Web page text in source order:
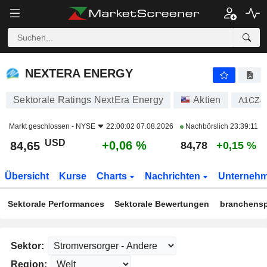
NEXTERA ENERGY
NEXTERA ENERGY
Sektorale Ratings NextEra Energy Aktien
Markt geschlossen - NYSE 22:00:02 07.08.2026 Nachbörslich 23:39:11
84,65 USD +0,06 % 84,78 +0,15 %
Übersicht Kurse Charts Nachrichten
Sektorale Performances Sektorale Bewertungen
Sektor:
Region: